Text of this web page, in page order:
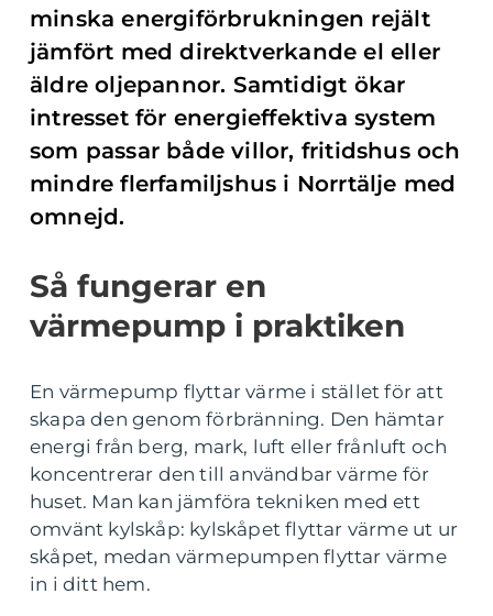
minska energiförbrukningen rejält
jämfört med direktverkande el eller
äldre oljepannor. Samtidigt ökar
intresset för energieffektiva system
som passar både villor, fritidshus och
mindre flerfamiljshus i Norrtälje med
omnejd.
Så fungerar en
värmepump i praktiken
En värmepump flyttar värme i stället för att
skapa den genom förbränning. Den hämtar
energi från berg, mark, luft eller frånluft och
koncentrerar den till användbar värme för
huset. Man kan jämföra tekniken med ett
omvänt kylskåp: kylskåpet flyttar värme ut ur
skåpet, medan värmepumpen flyttar värme
in i ditt hem.